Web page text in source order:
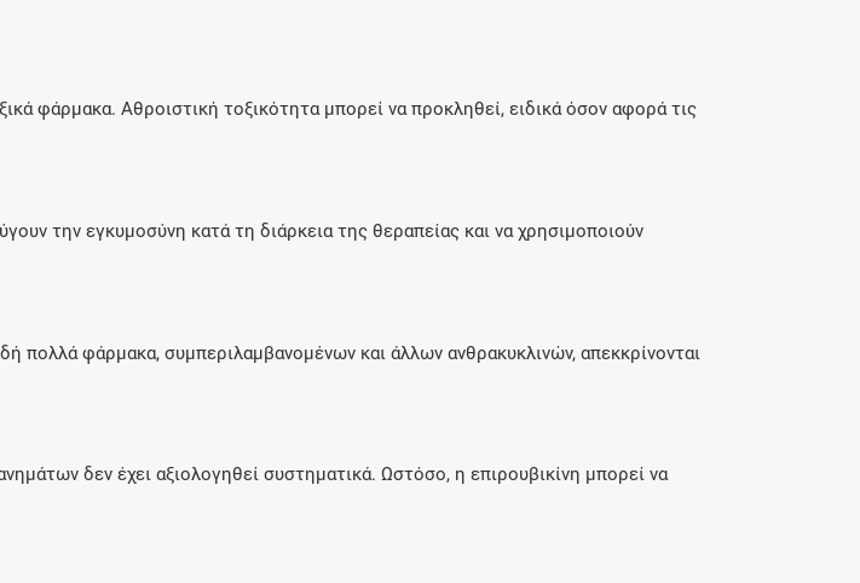
φάρμακα. Αθροιστική τοξικότητα μπορεί να προκληθεί, ειδικά όσον αφορά τις
την εγκυμοσύνη κατά τη διάρκεια της θεραπείας και να χρησιμοποιούν
πολλά φάρμακα, συμπεριλαμβανομένων και άλλων ανθρακυκλινών, απεκκρίνονται
δεν έχει αξιολογηθεί συστηματικά. Ωστόσο, η επιρουβικίνη μπορεί να